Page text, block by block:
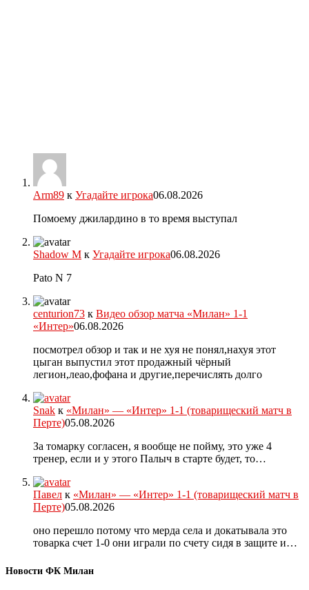
Arm89 к Угадайте игрока06.08.2026
Помоему джилардино в то время выступал
Shadow M к Угадайте игрока06.08.2026
Pato N 7
centurion73 к Видео обзор матча «Милан» 1-1
«Интер»06.08.2026
посмотрел обзор и так и не хуя не понял,нахуя этот
цыган выпустил этот продажный чёрный
легион,леао,фофана и другие,перечислять долго
Snak к «Милан» — «Интер» 1-1 (товарищеский матч в
Перте)05.08.2026
За томарку согласен, я вообще не пойму, это уже 4
тренер, если и у этого Палыч в старте будет, то…
Павел к «Милан» — «Интер» 1-1 (товарищеский матч в
Перте)05.08.2026
оно перешло потому что мерда села и докатывала это
товарка счет 1-0 они играли по счету сидя в защите и…
Новости ФК Милан